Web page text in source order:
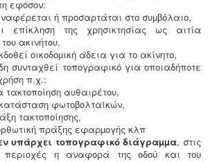
-Τα τουριστικά καταλύματα
κάμπινγκ) μοριοδοτούνται
κατάταξης σε κατηγορία
για τον κανονισμό λειτουργίας που
πολιτικής παραπόνων, υποδοχής,
και καθαριότητας.
στην εργασία -
Όλες οι
εφόσον:
ή προσαρτάται στο συµβόλαιο,
επίκληση της χρησικτησίας ως αιτία
ακινήτου,
οικοδοµική άδεια για το ακίνητο,
συνταχθεί τοπογραφικό για οποιαδήποτε
π.χ.:
τακτοποίηση αυθαιρέτου,
φωτοβολταϊκών,
τακτοποίησης,
πράξης εφαρµογής κλπ
υπάρχει τοπογραφικό διάγραµµα, στις
περιοχές η αναφορά της οδού και του